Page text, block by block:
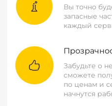
Вы точно
запасные
каждый
Забудьте о
сможете
по ценам и
начнутся